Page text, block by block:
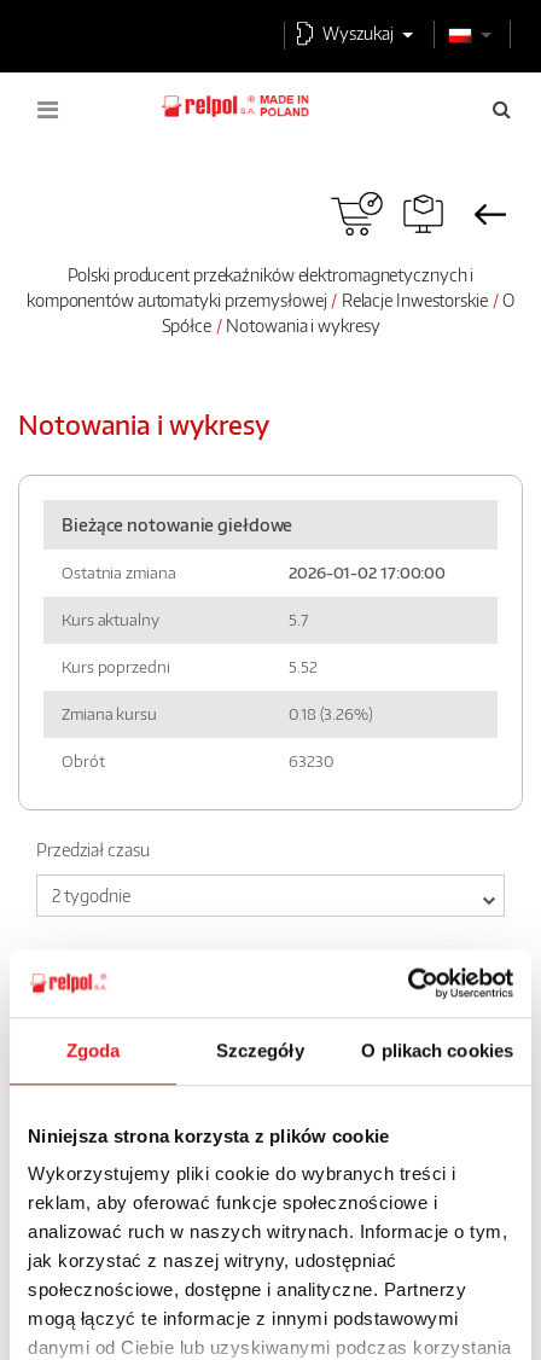
Zgoda Szczegóły O plikach cookies
Niniejsza strona korzysta z plików cookie
Wykorzystujemy pliki cookie do wybranych treści i
reklam, aby oferować funkcje społecznościowe i
analizować ruch w naszych witrynach. Informacje o tym,
jak korzystać z naszej witryny, udostępniać
społecznościowe, dostępne i analityczne. Partnerzy
mogą łączyć te informacje z innymi podstawowymi
danymi od Ciebie lub uzyskiwanymi podczas korzystania
Wyszukaj
Polski producent przekaźników elektromagnetycznych i
komponentów automatyki przemysłowej
Relacje Inwestorskie
O
Spółce
Notowania i wykresy
Notowania i wykresy
Bieżące notowanie giełdowe
Ostatnia zmiana 2026-01-02 17:00:00
Kurs aktualny 5.7
Kurs poprzedni 5.52
Zmiana kursu 0.18 (3.26%)
Obrót 63230
Przedział czasu
5.25
5.40
5.55
5.70
5.85
111,000
117,000